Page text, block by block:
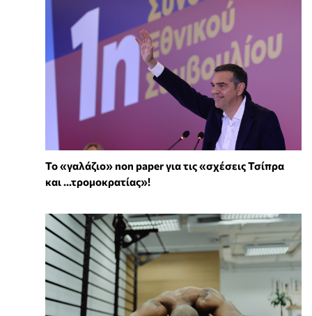
Το «γαλάζιο» non paper για τις «σχέσεις Τσίπρα
και ...τρομοκρατίας»!